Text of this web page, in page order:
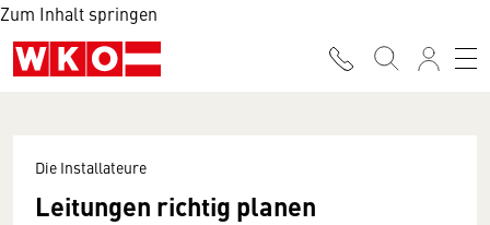
Zum Inhalt springen
Die Installateure
Leitungen richtig planen